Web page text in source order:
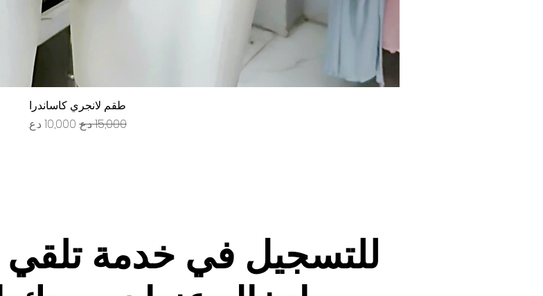
العرض السريع
طقم لانجري كاساندرا
سعر عادي سعر البيع
للتسجيل في خدمة